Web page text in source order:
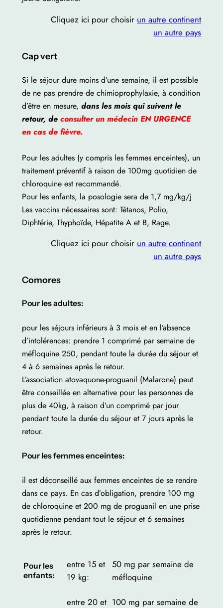
Cliquez ici pour choisir un autre continent
un autre pays
Cap vert
Si le séjour dure moins d’une semaine, il est possible
de ne pas prendre de chimioprophylaxie, à condition
d’être en mesure, dans les mois qui suivent le
retour, de consulter un médecin EN URGENCE
en cas de fièvre.
Pour les adultes (y compris les femmes enceintes), un
traitement préventif à raison de 100mg quotidien de
chloroquine est recommandé.
Pour les enfants, la posologie sera de 1,7 mg/kg/j
Les vaccins nécessaires sont: Tétanos, Polio,
Diphtérie, Thyphoïde, Hépatite A et B, Rage.
Cliquez ici pour choisir un autre continent
un autre pays
Comores
Pour les adultes:
pour les séjours inférieurs à 3 mois et en l’absence
d’intolérences: prendre 1 comprimé par semaine de
méfloquine 250, pendant toute la durée du séjour et
4 à 6 semaines après le retour.
L’association atovaquone-proguanil (Malarone) peut
être conseillée en alternative pour les personnes de
plus de 40kg, à raison d’un comprimé par jour
pendant toute la durée du séjour et 7 jours après le
retour.
Pour les femmes enceintes:
il est déconseillé aux femmes enceintes de se rendre
dans ce pays. En cas d’obligation, prendre 100 mg
de chloroquine et 200 mg de proguanil en une prise
quotidienne pendant tout le séjour et 6 semaines
après le retour.
Pour les
enfants:
entre 15 et
19 kg:
50 mg par semaine de
méfloquine
entre 20 et 100 mg par semaine de